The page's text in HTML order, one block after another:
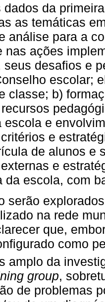
dados da
as temáticas
análise para a
nas ações
seus desafios e
escolar;
classe; b)
escola e
e
de alunos e
e
da escola, com
serão
na rede
que,
como
amplo da
group,
de problemas